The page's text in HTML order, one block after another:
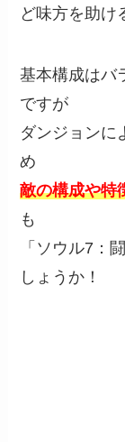
ど味方を助け
基本構成はバ
ですが
ダンジョンに
め
敵の構成や特
も
「ソウル7：
しょうか！